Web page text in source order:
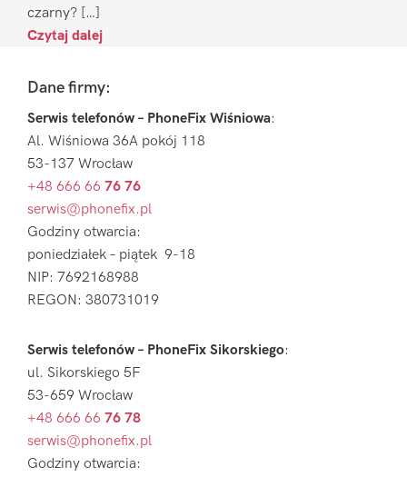
czarny? […]
Czytaj dalej
FooterDane firmy:
Serwis telefonów – PhoneFix Wiśniowa:
Al. Wiśniowa 36A pokój 118
53-137 Wrocław
+48 666 66 76 76
serwis@phonefix.pl
Godziny otwarcia:
poniedziałek – piątek 9-18
NIP: 7692168988
REGON: 380731019
Serwis telefonów – PhoneFix Sikorskiego:
ul. Sikorskiego 5F
53-659 Wrocław
+48 666 66 76 78
serwis@phonefix.pl
Godziny otwarcia: